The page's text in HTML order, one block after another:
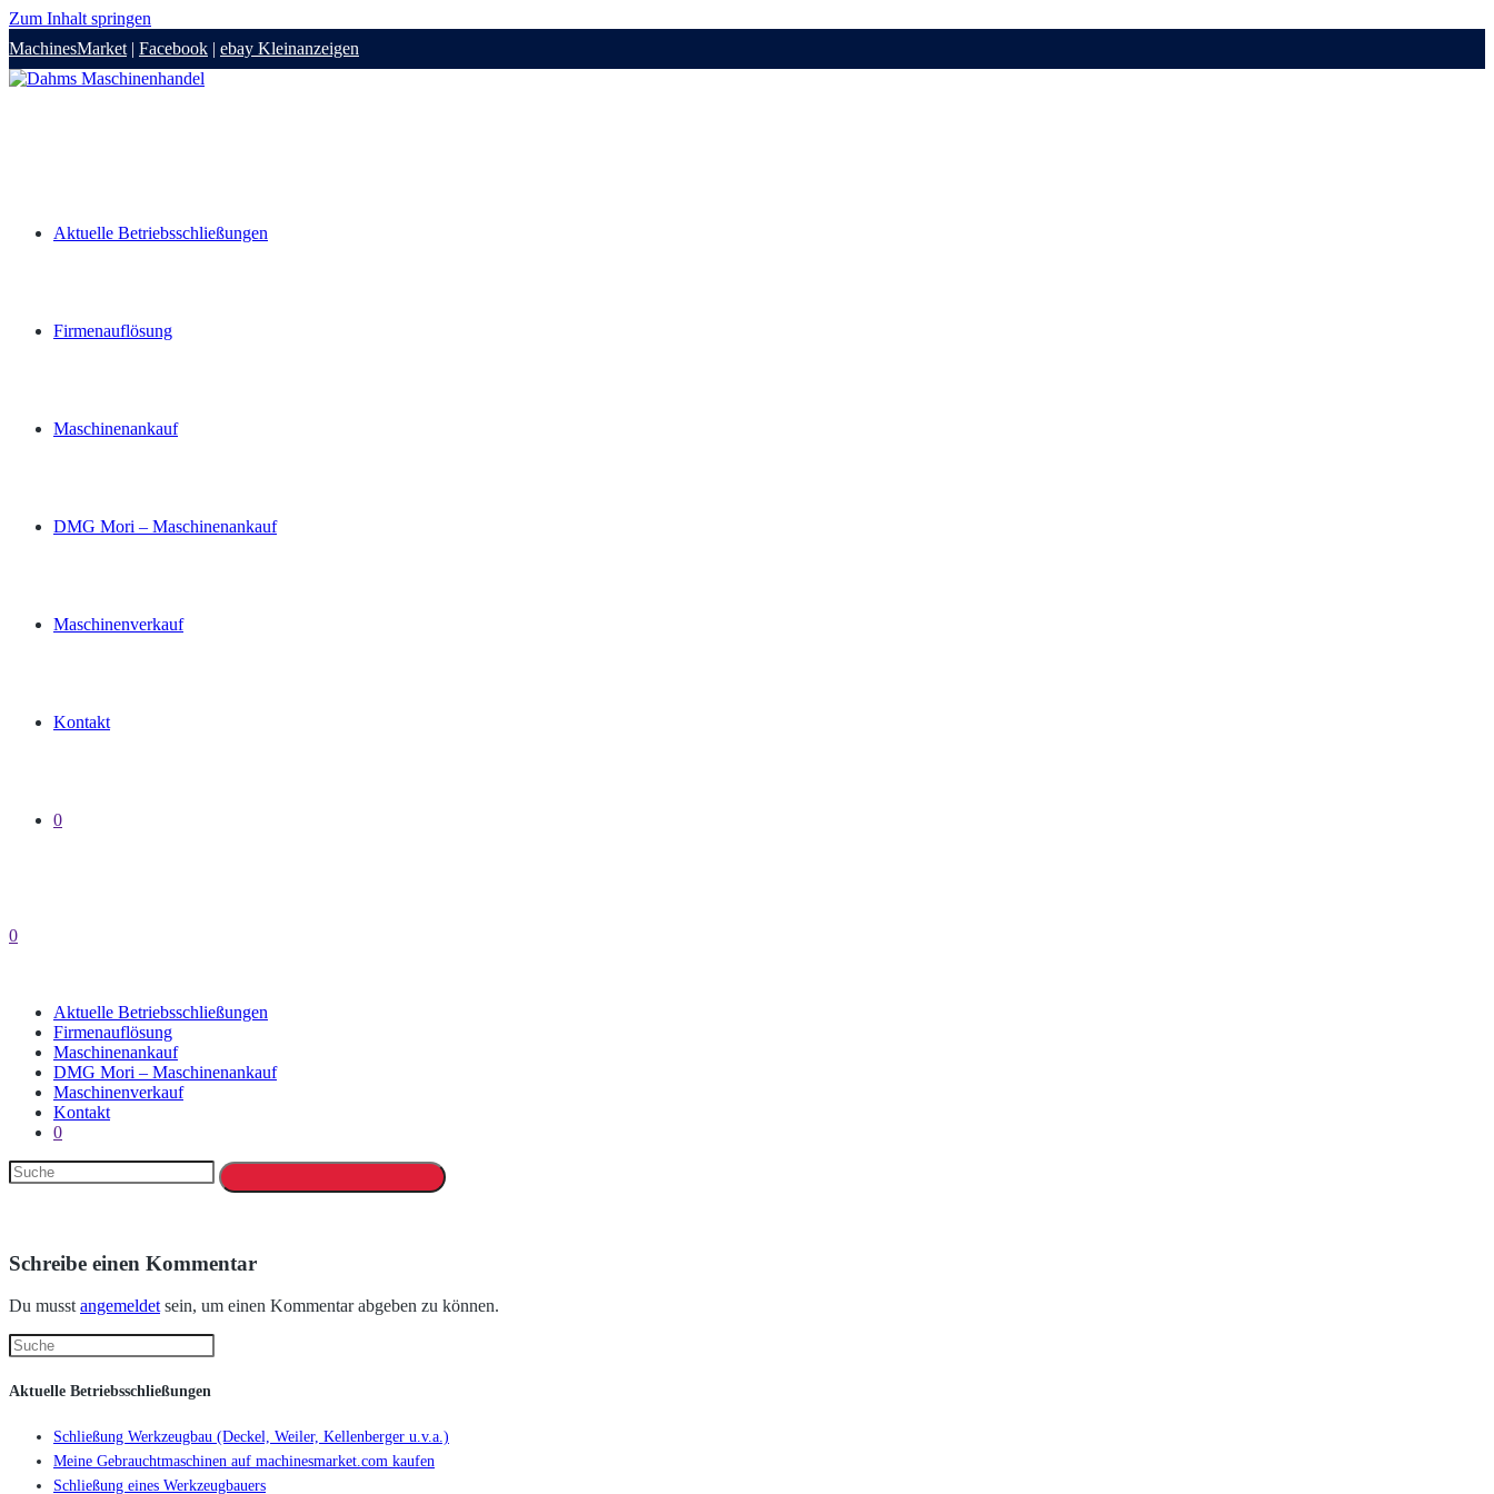
Zum Inhalt springen
MachinesMarket | Facebook | ebay Kleinanzeigen
Aktuelle Betriebsschließungen
Firmenauflösung
Maschinenankauf
DMG Mori – Maschinenankauf
Maschinenverkauf
Kontakt
0
0
Aktuelle Betriebsschließungen
Firmenauflösung
Maschinenankauf
DMG Mori – Maschinenankauf
Maschinenverkauf
Kontakt
0
Schreibe einen Kommentar
Du musstangemeldetsein, um einen Kommentar abgeben zu können.
Aktuelle Betriebsschließungen
Schließung Werkzeugbau (Deckel, Weiler, Kellenberger u.v.a.)
Meine Gebrauchtmaschinen auf machinesmarket.com kaufen
Schließung eines Werkzeugbauers